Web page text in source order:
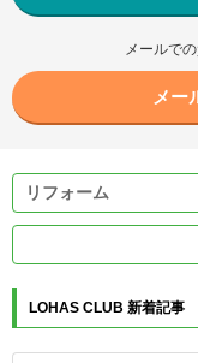
メールで
メー
LOHAS CLUB 新着記事